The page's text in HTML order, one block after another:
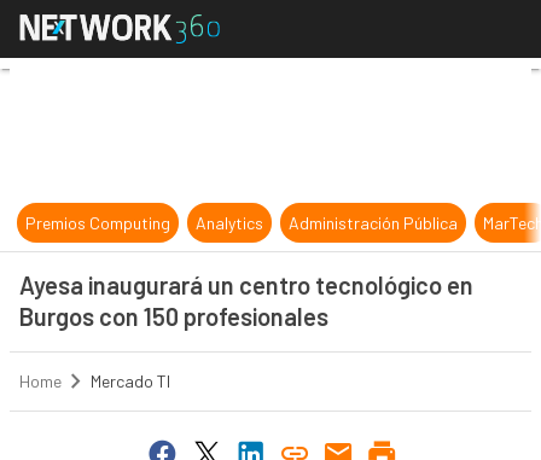
Ayesa inaugurará un centro
Premios Computing Analytics Administración Pública
Ayesa inaugurará un centro tecnológico en
Burgos con 150 profesionales
Home Mercado TI